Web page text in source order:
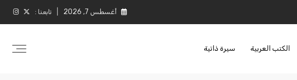
أغسطس 7, 2026 تابعنا :
الكتب العربية سيرة ذاتية